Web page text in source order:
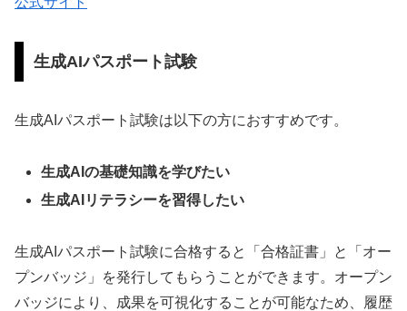
生成AIパスポート試験
生成AIパスポート試験は以下の方におすすめです。
生成AIの基礎知識を学びたい
生成AIリテラシーを習得したい
生成AIパスポート試験に合格すると「合格証書」と「オー
プンバッジ」を発行してもらうことができます。オープン
バッジにより、成果を可視化することが可能なため、履歴